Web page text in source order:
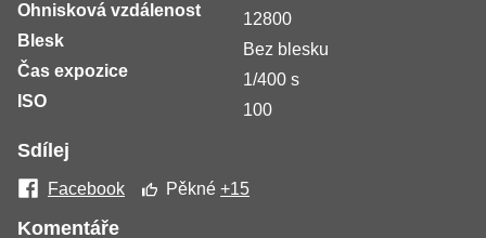
Ohnisková vzdálenost
12800
Blesk
Bez blesku
Čas expozice
1/400 s
ISO
100
Sdílej
Facebook Pěkné+15
Komentáře